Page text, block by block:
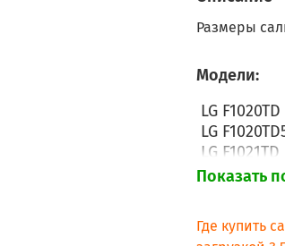
Размеры
Модели:
LG F1020TD
LG
LG F1021TD
LG F1022TD
LG
Показать
Где купить